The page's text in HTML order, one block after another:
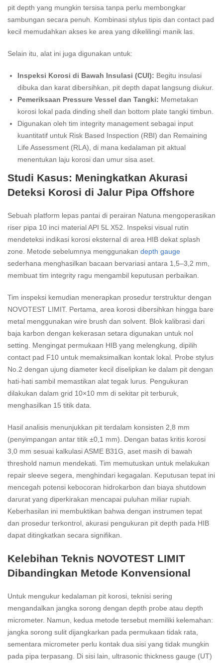
pit depth yang mungkin tersisa tanpa perlu membongkar
sambungan secara penuh. Kombinasi stylus tipis dan contact pad
kecil memudahkan akses ke area yang dikelilingi manik las.
Selain itu, alat ini juga digunakan untuk:
Inspeksi Korosi di Bawah Insulasi (CUI): Begitu insulasi
dibuka dan karat dibersihkan, pit depth dapat langsung diukur.
Pemeriksaan Pressure Vessel dan Tangki: Memetakan
korosi lokal pada dinding shell dan bottom plate tangki timbun.
Digunakan oleh tim integrity management sebagai input
kuantitatif untuk Risk Based Inspection (RBI) dan Remaining
Life Assessment (RLA), di mana kedalaman pit aktual
menentukan laju korosi dan umur sisa aset.
Studi Kasus: Meningkatkan Akurasi
Deteksi Korosi di Jalur Pipa Offshore
Sebuah platform lepas pantai di perairan Natuna mengoperasikan
riser pipa 10 inci material API 5L X52. Inspeksi visual rutin
mendeteksi indikasi korosi eksternal di area HIB dekat splash
zone. Metode sebelumnya menggunakan depth gauge
sederhana menghasilkan bacaan bervariasi antara 1,5–3,2 mm,
membuat tim integrity ragu mengambil keputusan perbaikan.
Tim inspeksi kemudian menerapkan prosedur terstruktur dengan
NOVOTEST LIMIT. Pertama, area korosi dibersihkan hingga bare
metal menggunakan wire brush dan solvent. Blok kalibrasi dari
baja karbon dengan kekerasan setara digunakan untuk nol
setting. Mengingat permukaan HIB yang melengkung, dipilih
contact pad F10 untuk memaksimalkan kontak lokal. Probe stylus
No.2 dengan ujung diameter kecil diselipkan ke dalam pit dengan
hati-hati sambil memastikan alat tegak lurus. Pengukuran
dilakukan dalam grid 10×10 mm di sekitar pit terburuk,
menghasilkan 15 titik data.
Hasil analisis menunjukkan pit terdalam konsisten 2,8 mm
(penyimpangan antar titik ±0,1 mm). Dengan batas kritis korosi
3,0 mm sesuai kalkulasi ASME B31G, aset masih di bawah
threshold namun mendekati. Tim memutuskan untuk melakukan
repair sleeve segera, menghindari kegagalan. Keputusan tepat ini
mencegah potensi kebocoran hidrokarbon dan biaya shutdown
darurat yang diperkirakan mencapai puluhan miliar rupiah.
Keberhasilan ini membuktikan bahwa dengan instrumen tepat
dan prosedur terkontrol, akurasi pengukuran pit depth pada HIB
dapat ditingkatkan secara signifikan.
Kelebihan Teknis NOVOTEST LIMIT
Dibandingkan Metode Konvensional
Untuk mengukur kedalaman pit korosi, teknisi sering
mengandalkan jangka sorong dengan depth probe atau depth
micrometer. Namun, kedua metode tersebut memiliki kelemahan:
jangka sorong sulit dijangkarkan pada permukaan tidak rata,
sementara micrometer perlu kontak dua sisi yang tidak mungkin
pada pipa terpasang. Di sisi lain, ultrasonic thickness gauge (UT)